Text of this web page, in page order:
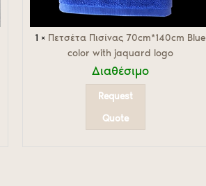
1 × Πετσέτα Πισίνας 70cm*140cm Blue
color with jaquard logo
Διαθέσιμο
Request
Quote